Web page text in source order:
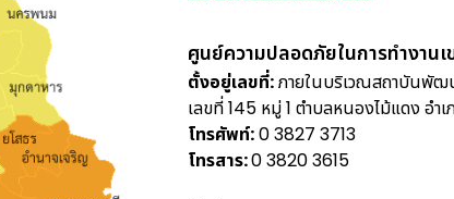
ศูนย์ความปลอดภัยในการทำงาน
ตั้งอยู่เลขที่:ภายในบริเวณสถาบันพัฒ
เลขที่ 145 หมู่ 1 ตำบลหนองไม้แดง อำ
โทรศัพท์:0 3827 3713
โทรสาร:0 3820 3615